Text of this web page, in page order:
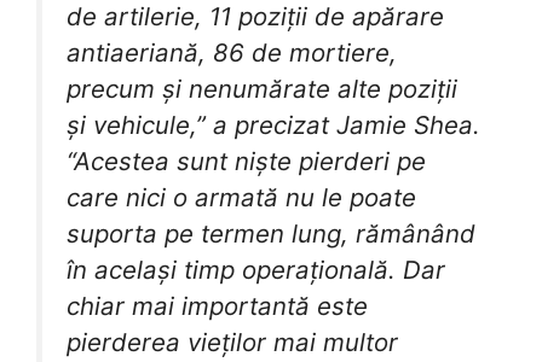
de artilerie, 11 poziții de apărare
antiaeriană, 86 de mortiere,
precum și nenumărate alte poziții
și vehicule,” a precizat Jamie Shea.
“Acestea sunt niște pierderi pe
care nici o armată nu le poate
suporta pe termen lung, rămânând
în același timp operațională. Dar
chiar mai importantă este
pierderea vieților mai multor